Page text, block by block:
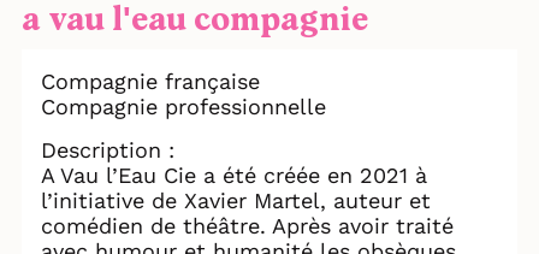
a vau l'eau compagnie
Compagnie française
Compagnie professionnelle
Description :
A Vau l’Eau Cie a été créée en 2021 à
l’initiative de Xavier Martel, auteur et
comédien de théâtre. Après avoir traité